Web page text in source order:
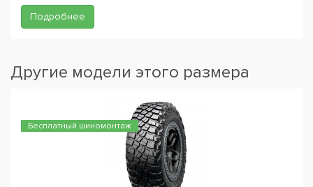
Подробнее
Другие модели этого размера
Бесплатный шиномонтаж